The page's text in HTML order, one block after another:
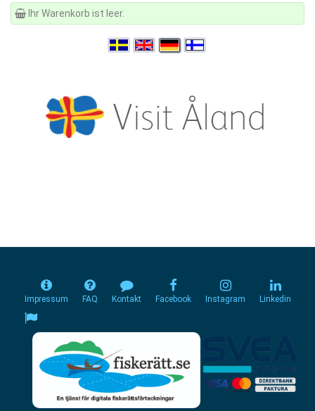
Ihr Warenkorb ist leer.
Impressum FAQ Kontakt Facebook Instagram Linkedin